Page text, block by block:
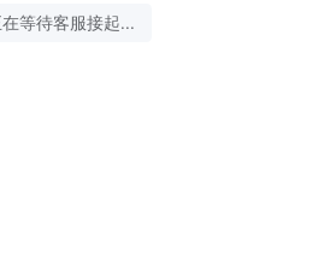
07 08:56:50 开始沟通